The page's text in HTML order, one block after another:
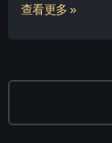
查看更多 »